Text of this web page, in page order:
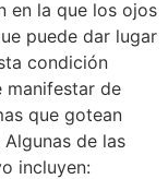
en la que los ojos
puede dar lugar
condición
manifestar de
que gotean
de las
incluyen: